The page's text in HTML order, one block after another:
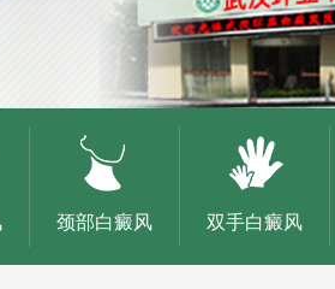
颈部白癜风 双手白癜风